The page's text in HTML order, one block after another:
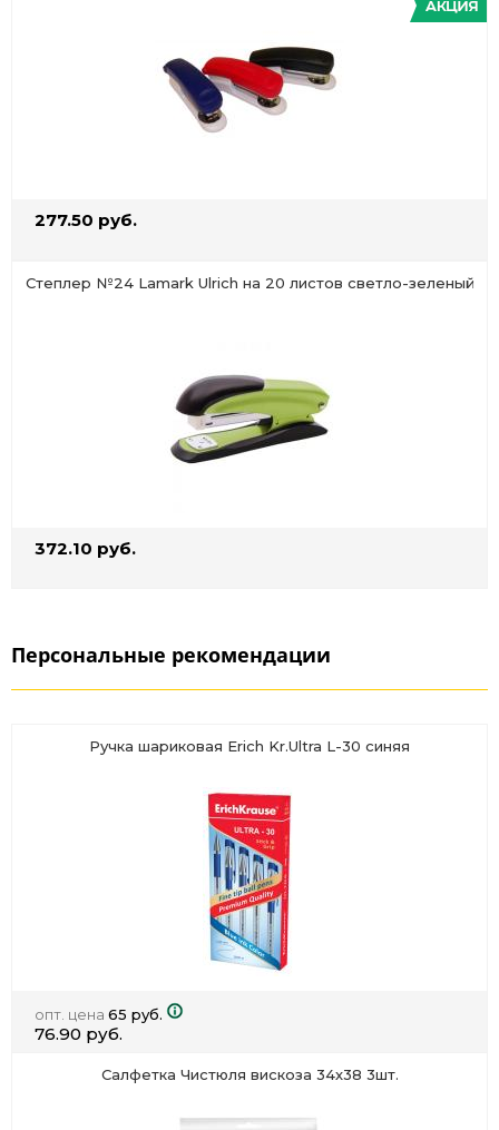
277.50 руб.
Степлер №24 Lamark Ulrich на 20 листов светло-зеленый
372.10 руб.
Персональные рекомендации
Ручка шариковая Erich Kr.Ultra L-30 синяя
опт. цена 65 руб.
76.90 руб.
Салфетка Чистюля вискоза 34х38 3шт.